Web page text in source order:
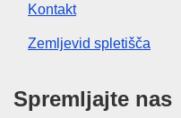
Kontakt
Zemljevid spletišča
Spremljajte nas